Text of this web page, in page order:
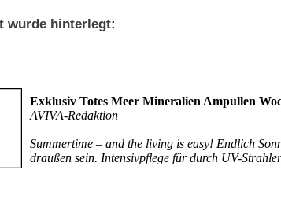
wurde hinterlegt:
Exklusiv Totes Meer Mineralien Ampullen
AVIVA-Redaktion
Summertime – and the living is easy! Endlich
draußen sein. Intensivpflege für durch UV-